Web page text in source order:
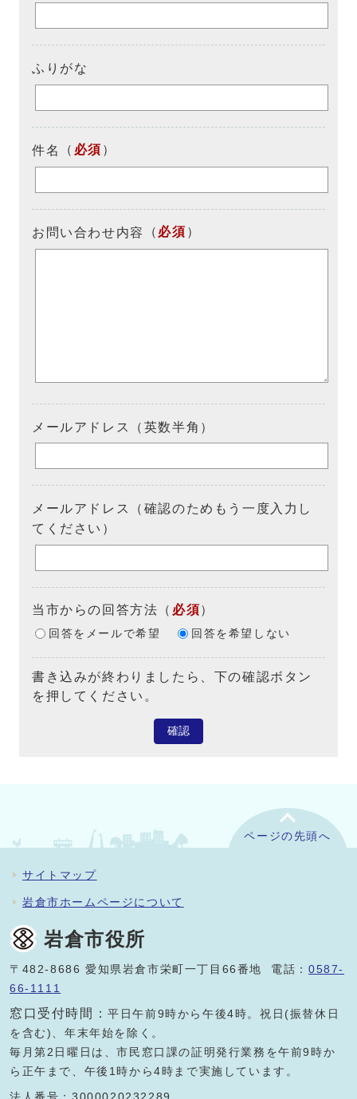
ふりがな
件名 （ 必須 ）
お問い合わせ内容 （ 必須 ）
メールアドレス（英数半角）
メールアドレス（確認のためもう一度入力し
てください）
当市からの回答方法 （ 必須）
回答をメールで希望 回答を希望しない
書き込みが終わりましたら、下の確認ボタン
を押してください。
確認
ページの先頭へ
サイトマップ
岩倉市ホームページについて
岩倉市役所
〒482-8686 愛知県岩倉市栄町一丁目66番地 電話：0587-
66-1111
窓口受付時間：平日午前9時から午後4時。祝日(振替休日
を含む)、年末年始を除く。
毎月第2日曜日は、市民窓口課の証明発行業務を午前9時か
ら正午まで、午後1時から4時まで実施しています。